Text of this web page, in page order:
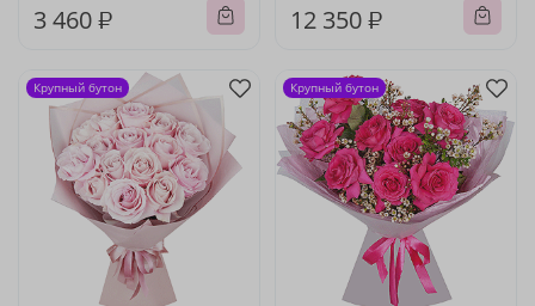
3 460 ₽ 12 350 ₽
Крупный бутон Крупный бутон